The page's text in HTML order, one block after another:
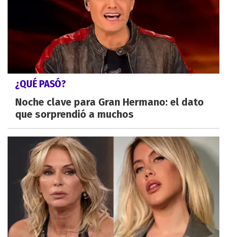
¿QUÉ PASÓ?
Noche clave para Gran Hermano: el dato
que sorprendió a muchos